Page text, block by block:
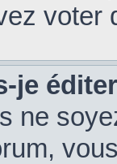
voter
je
ne